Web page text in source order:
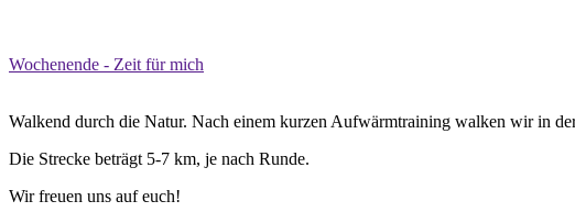
Wochenende - Zeit für mich
Walkend durch die Natur. Nach einem kurzen Aufwärmtraining walken wir in
Die Strecke beträgt 5-7 km, je nach Runde.
Wir freuen uns auf euch!